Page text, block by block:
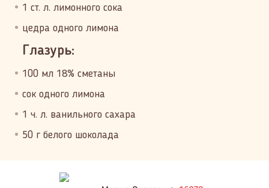
1 ст. л. лимонного сока
цедра одного лимона
Глазурь:
100 мл 18% сметаны
сок одного лимона
1 ч. л. ванильного сахара
50 г белого шоколада